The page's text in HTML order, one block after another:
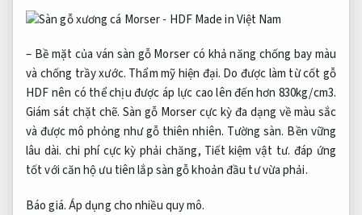
– Bề mặt của ván sàn gỗ Morser có khả năng chống bay màu
và chống trầy xước. Thẩm mỹ hiện đại. Do được làm từ cốt gỗ
HDF nên có thể chịu được áp lực cao lên đến hơn 830kg/cm3.
Giám sát chặt chẽ. Sàn gỗ Morser cực kỳ đa dạng về màu sắc
và được mô phỏng như gỗ thiên nhiên. Tường sàn. Bền vững
lâu dài. chi phí cực kỳ phải chăng, Tiết kiệm vật tư. đáp ứng
tốt với căn hộ ưu tiên lắp sàn gỗ khoản đầu tư vừa phải.
Báo giá.Áp dụng cho nhiều quy mô.